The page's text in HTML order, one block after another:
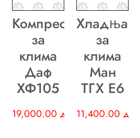
Компресор
за
клима
Даф
ХФ105
19,000.00 ден
Хладњак
за
клима
Ман
ТГХ E6
11,400.00 ден